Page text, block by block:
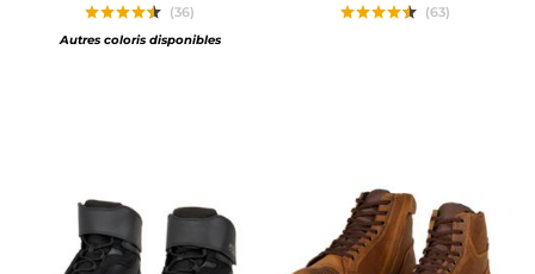
(36)
Autres coloris disponibles
(63)